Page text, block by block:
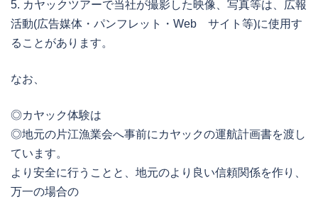
5. カヤックツアーで当社が撮影した映像、写真等は、広報
活動(広告媒体・パンフレット・Web サイト等)に使用す
ることがあります。
なお、
◎カヤック体験は
◎地元の片江漁業会へ事前にカヤックの運航計画書を渡し
ています。
より安全に行うことと、地元のより良い信頼関係を作り、
万一の場合の